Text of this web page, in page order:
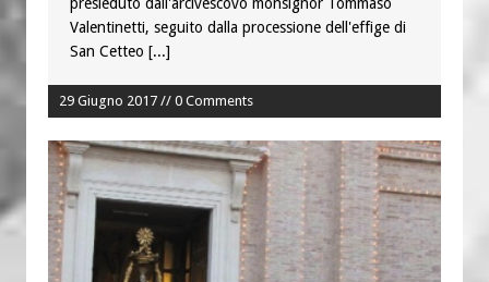
Valentinetti, seguito dalla processione dell'effige di
San Cetteo [...]
29 Giugno 2017 // 0 Comments